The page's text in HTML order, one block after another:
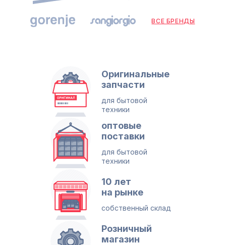
ВСЕ БРЕНДЫ
Оригинальные
запчасти
для бытовой
техники
оптовые
поставки
для бытовой
техники
10 лет
на рынке
собственный склад
Розничный
магазин